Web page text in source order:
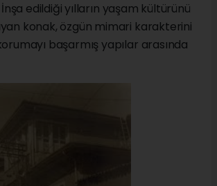
edildiği yılların yaşam kültürünü
konak, özgün mimari karakterini
başarmış yapılar arasında